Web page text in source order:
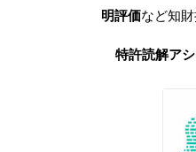
明評価など知
特許読解ア